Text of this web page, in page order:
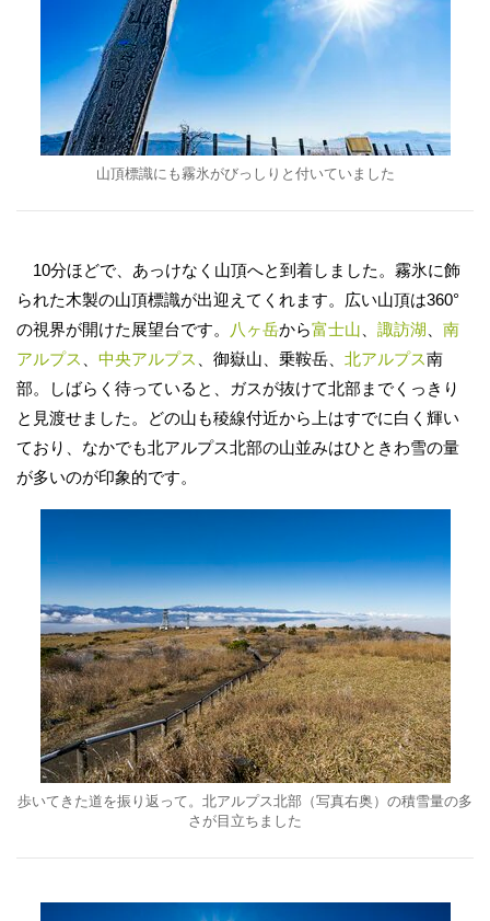
山頂標識にも霧氷がびっしりと付いていました
10分ほどで、あっけなく山頂へと到着しました。霧氷に飾
られた木製の山頂標識が出迎えてくれます。広い山頂は360°
の視界が開けた展望台です。
八ヶ岳から富士山 諏訪湖
南
アルプス
中央アルプス 、御嶽山、乗鞍岳、 北アルプス南
部。しばらく待っていると、ガスが抜けて北部までくっきり
と見渡せました。どの山も稜線付近から上はすでに白く輝い
ており、なかでも北アルプス北部の山並みはひときわ雪の量
が多いのが印象的です。
歩いてきた道を振り返って。北アルプス北部（写真右奥）の積雪量の多
さが目立ちました